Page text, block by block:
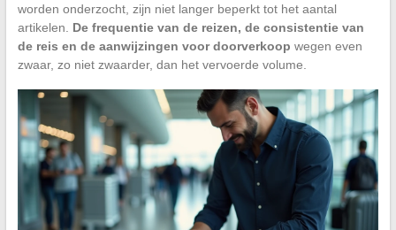
worden onderzocht, zijn niet langer beperkt tot het aantal
artikelen. De frequentie van de reizen, de consistentie van
de reis en de aanwijzingen voor doorverkoop wegen even
zwaar, zo niet zwaarder, dan het vervoerde volume.